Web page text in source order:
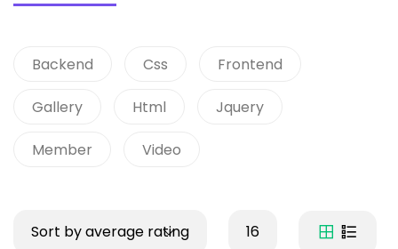
Backend Css Frontend
Gallery Html Jquery
Member Video
Sort by average rating 16